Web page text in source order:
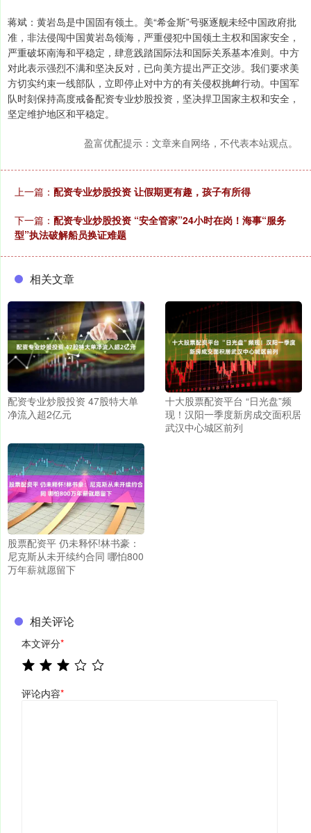
蒋斌：黄岩岛是中国固有领土。美“希金斯”号驱逐舰未经中国政府批
准，非法侵闯中国黄岩岛领海，严重侵犯中国领土主权和国家安全，
严重破坏南海和平稳定，肆意践踏国际法和国际关系基本准则。中方
对此表示强烈不满和坚决反对，已向美方提出严正交涉。我们要求美
方切实约束一线部队，立即停止对中方的有关侵权挑衅行动。中国军
队时刻保持高度戒备配资专业炒股投资，坚决捍卫国家主权和安全，
坚定维护地区和平稳定。
盈富优配提示：文章来自网络，不代表本站观点。
上一篇： 配资专业炒股投资 让假期更有趣，孩子有所得
下一篇： 配资专业炒股投资 “安全管家”24小时在岗！海事“服务
型”执法破解船员换证难题
相关文章
配资专业炒股投资 47股特大单
净流入超2亿元
十大股票配资平台 “日光盘”频
现！汉阳一季度新房成交面积居
武汉中心城区前列
股票配资平 仍未释怀!林书豪：
尼克斯从未开续约合同 哪怕800
万年薪就愿留下
相关评论
本文评分*
评论内容*